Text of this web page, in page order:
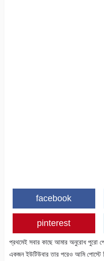
facebook
pinterest
প্রথমেই সবার কাছে আমার অনুরোধ পুরো
একজন ইউটিউবার তার পরেও আমি পোস্টে